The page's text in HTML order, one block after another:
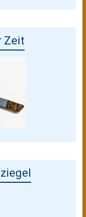
Zeit